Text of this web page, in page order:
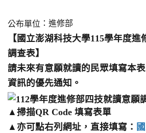
公布單位 ：進修部
【國立澎湖科技大學115學年度
調查表】
請未來有意願就讀的民眾填寫本
資訊的優先通知。
▲掃描QR Code 填寫表單
▲亦可點右列網址，直接填寫：